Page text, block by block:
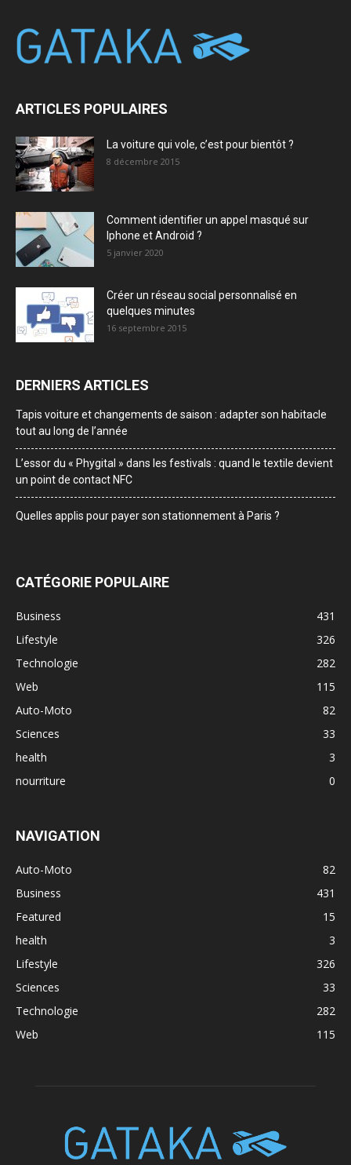
ARTICLES POPULAIRES
La voiture qui vole, c’est pour bientôt ?
8 décembre 2015
Comment identifier un appel masqué sur
Iphone et Android ?
5 janvier 2020
Créer un réseau social personnalisé en
quelques minutes
16 septembre 2015
DERNIERS ARTICLES
Tapis voiture et changements de saison : adapter son habitacle
tout au long de l’année
L’essor du « Phygital » dans les festivals : quand le textile devient
un point de contact NFC
Quelles applis pour payer son stationnement à Paris ?
CATÉGORIE POPULAIRE
Business
431
Lifestyle
326
Technologie
282
Web
115
Auto-Moto
82
Sciences
33
health
3
nourriture
0
NAVIGATION
Auto-Moto
82
Business
431
Featured
15
health
3
Lifestyle
326
Sciences
33
Technologie
282
Web
115